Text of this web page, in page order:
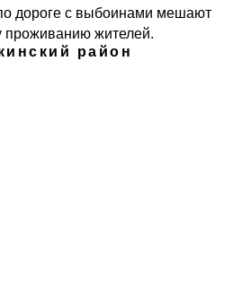
дороге с выбоинами мешают
проживанию жителей.
район